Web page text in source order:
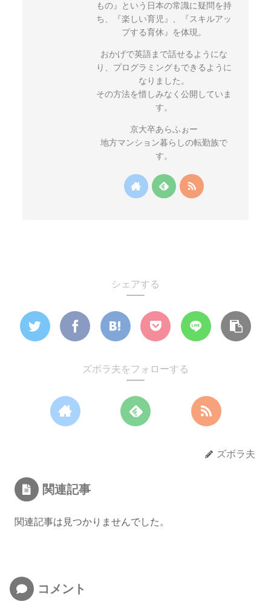
もの』という日本の常識に疑問を持
ち、『楽しい育児』、『スキルアッ
プする育休』を体現。
おかげで英語まで話せるようにな
り、プログラミングもできるように
なりました。
その方法を惜しみなく公開していま
す。
京大卒あらふぉー
地方マンション暮らしの転勤族で
す。
シェアする
ズボラ夫をフォローする
ズボラ夫
関連記事
関連記事は見つかりませんでした。
コメント